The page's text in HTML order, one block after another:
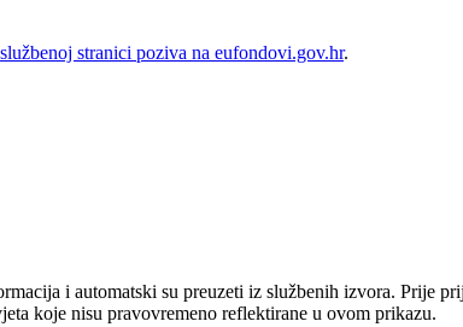
službenoj stranici poziva na eufondovi.gov.hr.
i automatski su preuzeti iz službenih izvora. Prije
koje nisu pravovremeno reflektirane u ovom prikazu.